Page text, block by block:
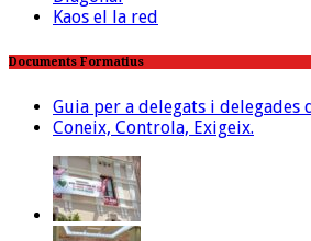
Kaos el la red
Documents Formatius
Guia per a delegats i delegades
Coneix, Controla, Exigeix.